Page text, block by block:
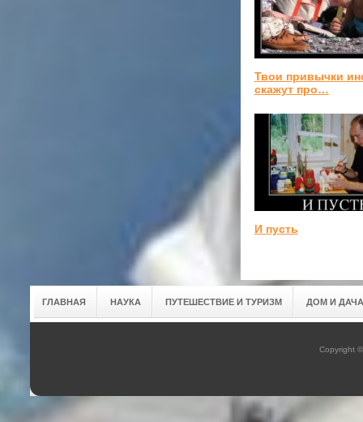
Твои привычки
скажут про…
И пусть
ГЛАВНАЯ НАУКА ПУТЕШЕСТВИЕ И ТУРИЗМ ДОМ И ДАЧА
Copyright